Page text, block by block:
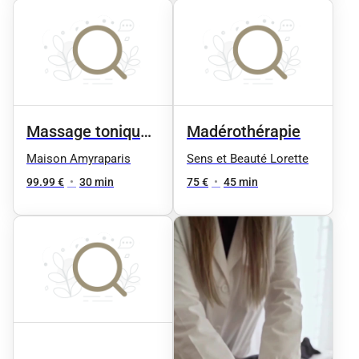
Compression par
vibrations bas du
corps 35 min
corps ou haut du
corps 35 min
Massage tonique
(en duo) 30 min'
Maison Amyraparis
99.99 € • 30 min
Madérothérapie
Sens et Beauté Lorette
75 € • 45 min